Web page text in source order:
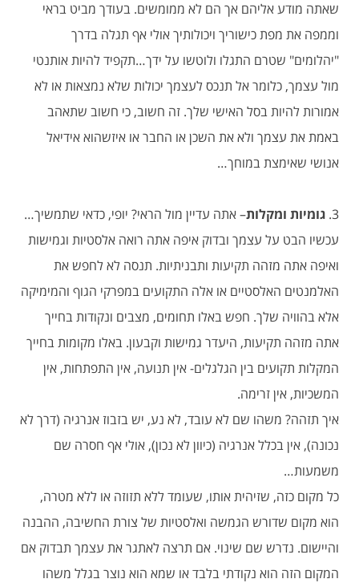
שאתה מודע אליהם אך הם לא ממומשים. בעודך מביט בראי
וממפה את מפת כישוריך ויכולותיך אולי אף תגלה בדרך
"יהלומים" שטרם התגלו ולוטשו על ידך…תקפיד להיות אותנטי
מול עצמך, כלומר אל תנכס לעצמך יכולות שלא נמצאות או לא
אמורות להיות בסל האישי שלך. זה חשוב, כי חשוב שתאהב
באמת את עצמך ולא את השכן או החבר או איזשהוא אידיאל
אנושי שאימצת במוחך…
3. גומיות ומקלות– אתה עדיין מול הראי? יופי, כדאי שתמשיך…
עכשיו הבט על עצמך ובדוק איפה אתה רואה אלסטיות וגמישות
ואיפה אתה מזהה תקיעות ותבניתיות. תנסה לא לחפש את
האלמנטים האלסטיים או אלה התקועים במפרקי הגוף והמימיקה
אלא בהוויה שלך. חפש באלו תחומים, מצבים ונקודות בחייך
אתה מזהה תקיעות, היעדר גמישות וקבעון. באלו מקומות בחייך
המקלות תקועים בין הגלגלים- אין תנועה, אין התפתחות, אין
המשכיות, אין זרימה.
איך תזהה? משהו שם לא עובד, לא נע, יש בזבוז אנרגיה (דרך לא
נכונה), אין בכלל אנרגיה (כיוון לא נכון), אולי אף חסרה שם
משמעות…
כל מקום כזה, שזיהית אותו, שעומד ללא תזוזה או ללא מטרה,
הוא מקום שדורש הגמשה ואלסטיות של צורת החשיבה, ההבנה
והיישום. נדרש שם שינוי. אם תרצה לאתגר את עצמך תבדוק אם
המקום הזה הוא נקודתי בלבד או שמא הוא נוצר בגלל משהו